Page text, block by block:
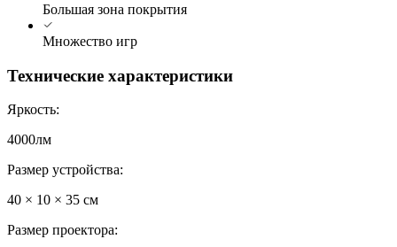
Большая зона покрытия
Множество игр
Технические характеристики
Яркость:
4000лм
Размер устройства:
40 × 10 × 35 см
Размер проектора: